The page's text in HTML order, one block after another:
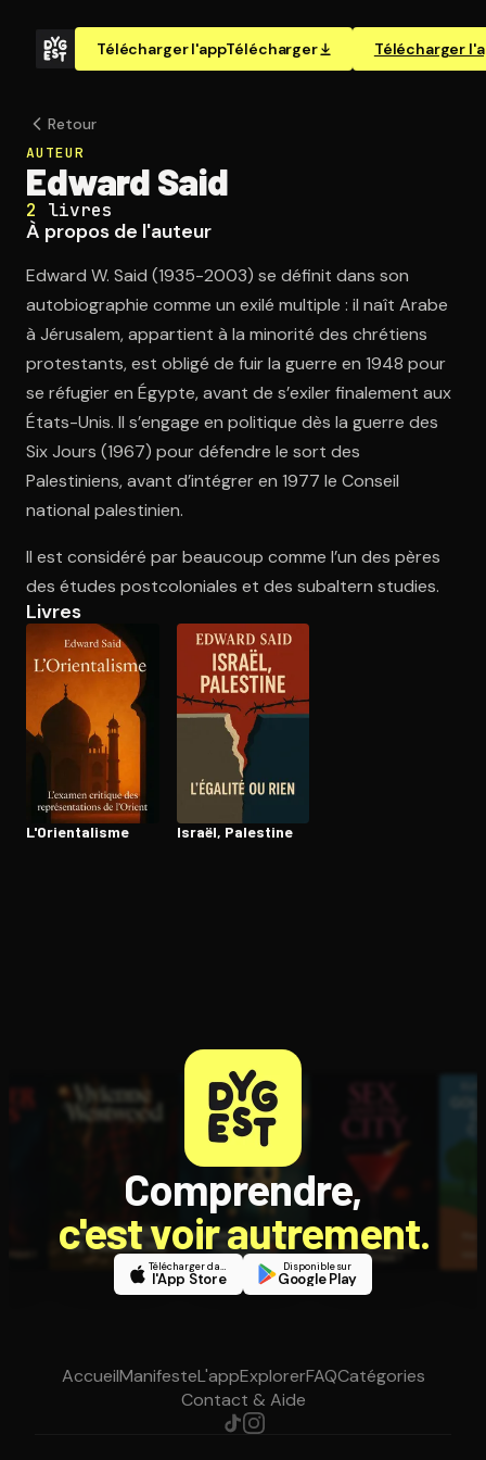
Télécharger l'appTélécharger Télécharger
Ouvre l'app Appareil photo, pointe sur le code. C'est gratuit à
Retour
AUTEUR
Edward Said
2 livres
À propos de l'auteur
Edward W. Said (1935-2003) se définit dans son
autobiographie comme un exilé multiple : il naît Arabe
à Jérusalem, appartient à la minorité des chrétiens
protestants, est obligé de fuir la guerre en 1948 pour
se réfugier en Égypte, avant de s’exiler finalement aux
États-Unis. Il s’engage en politique dès la guerre des
Six Jours (1967) pour défendre le sort des
Palestiniens, avant d’intégrer en 1977 le Conseil
national palestinien.
Il est considéré par beaucoup comme l’un des pères
des études postcoloniales et des subaltern studies.
Livres
L'Orien­ta­lisme Israël, Palestine
Comprendre,
c'est voir autrement.
Télécharger dans
l'App Store
Disponible sur
Google Play
AccueilManifesteL'appExplorerFAQCatégories
Contact & Aide